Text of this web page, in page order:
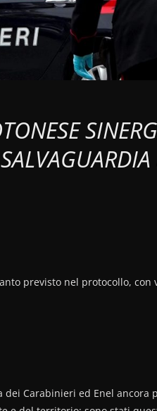
previsto nel protocollo, con
dei Carabinieri ed Enel